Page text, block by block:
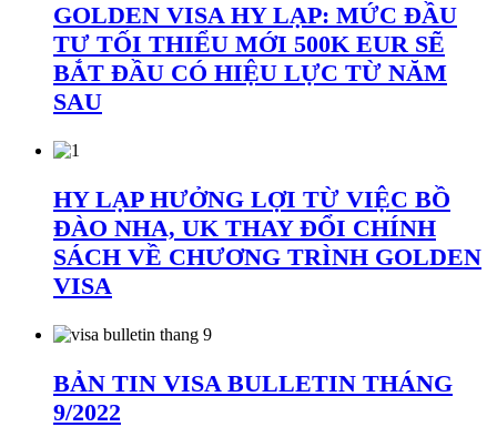
GOLDEN VISA HY LẠP: MỨC ĐẦU
TƯ TỐI THIỂU MỚI 500K EUR SẼ
BẮT ĐẦU CÓ HIỆU LỰC TỪ NĂM
SAU
HY LẠP HƯỞNG LỢI TỪ VIỆC BỒ
ĐÀO NHA, UK THAY ĐỔI CHÍNH
SÁCH VỀ CHƯƠNG TRÌNH GOLDEN
VISA
BẢN TIN VISA BULLETIN THÁNG
9/2022